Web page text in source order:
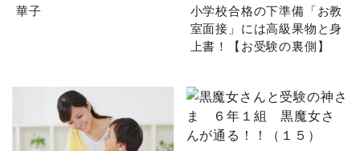
華子
小学校合格の下準備「お教
室面接」には高級果物と身
上書！【お受験の裏側】